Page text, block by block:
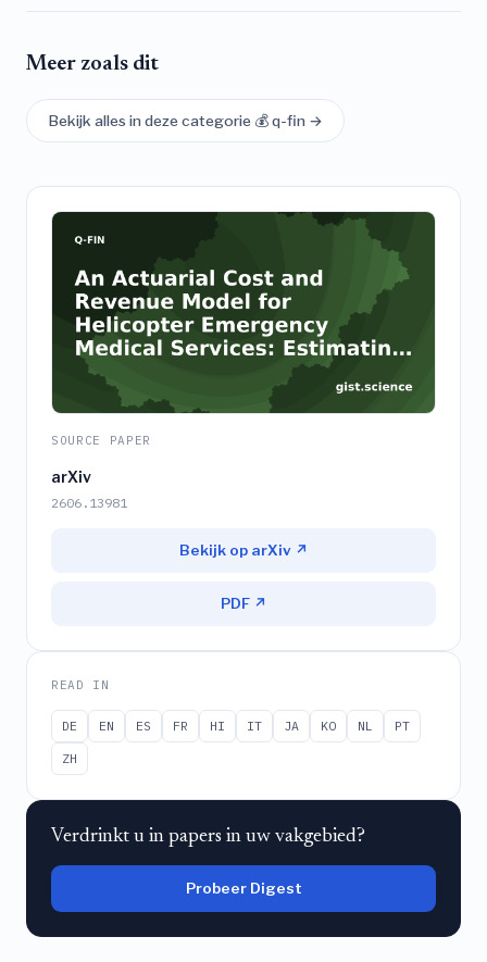
Meer zoals dit
Bekijk alles in deze categorie 💰 q-fin →
SOURCE PAPER
arXiv
2606.13981
Bekijk op arXiv ↗
PDF ↗
READ IN
DE EN ES FR HI IT JA KO NL
PT
ZH
Verdrinkt u in papers in uw vakgebied?
Probeer Digest